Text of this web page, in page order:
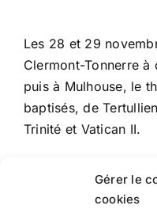
Gérer le
cookies
Les 28 et 29
Clermont-Tonnerre
puis à Mulhouse, le
baptisés, de
Trinité et Vatican II.